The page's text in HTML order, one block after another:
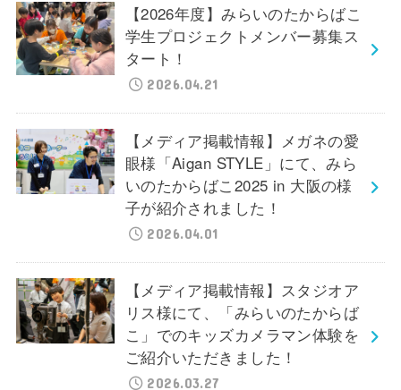
【2026年度】みらいのたからばこ
学生プロジェクトメンバー募集ス
タート！
2026.04.21
【メディア掲載情報】メガネの愛
眼様「Aigan STYLE」にて、みら
いのたからばこ2025 in 大阪の様
子が紹介されました！
2026.04.01
【メディア掲載情報】スタジオア
リス様にて、「みらいのたからば
こ」でのキッズカメラマン体験を
ご紹介いただきました！
2026.03.27